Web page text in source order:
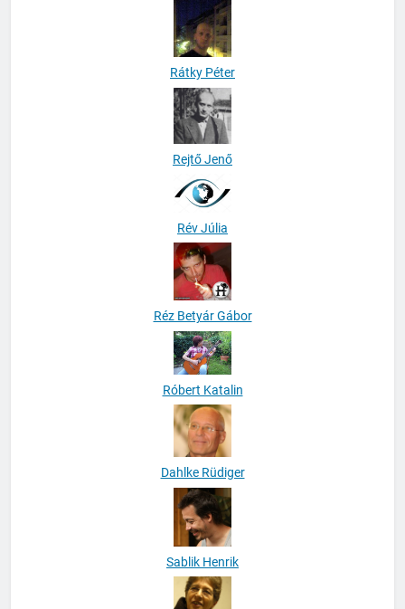
Rátky Péter
Rév Júlia
Réz Betyár Gábor
Róbert Katalin
Dahlke Rüdiger
Sablik Henrik